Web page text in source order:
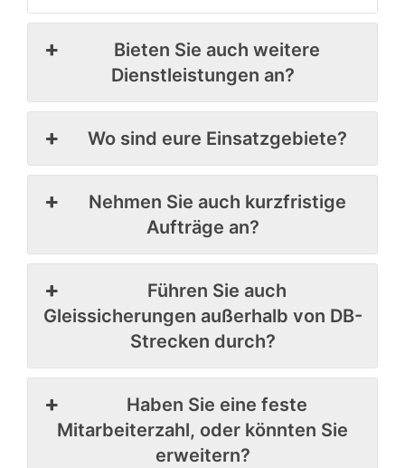
Bieten Sie auch weitere
Dienstleistungen an?
Wo sind eure Einsatzgebiete?
Nehmen Sie auch kurzfristige
Aufträge an?
Führen Sie auch
Gleissicherungen außerhalb von DB-
Strecken durch?
Haben Sie eine feste
Mitarbeiterzahl, oder könnten Sie
erweitern?